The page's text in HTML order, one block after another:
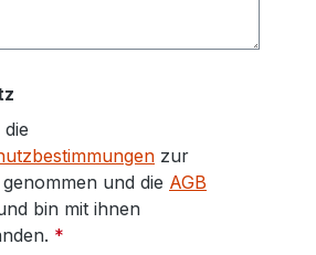
zur
und die AGB
bin mit ihnen
*